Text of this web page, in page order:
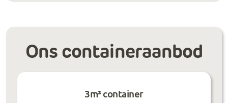
Ons containeraanbod
3m³ container